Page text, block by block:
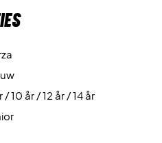
/ 10 år / 12 år / 14 år